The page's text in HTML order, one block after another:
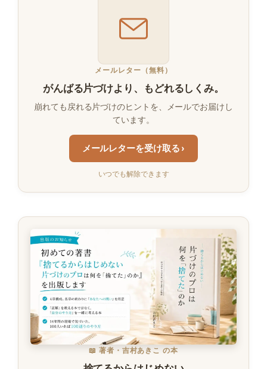
メールレター（無料）
がんばる片づけより、もどれるしくみ。
崩れても戻れる片づけのヒントを、メールでお届けし
ています。
メールレターを受け取る ›
いつでも解除できます
📖 著者・吉村あきこ の本